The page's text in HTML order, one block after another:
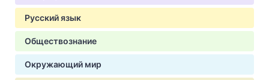
Русский язык
Обществознание
Окружающий мир